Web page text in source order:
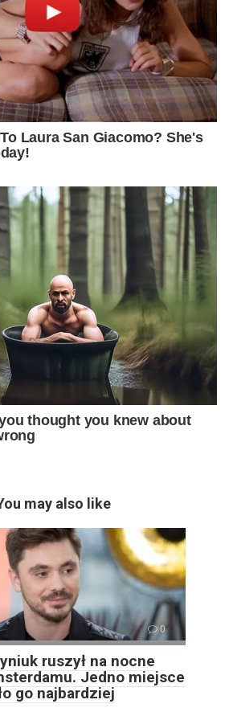
may also like
0
ruszył na nocne
Jedno miejsce
go najbardziej